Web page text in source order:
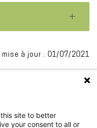
mise à jour : 01/07/2021
site to better
your consent to all or